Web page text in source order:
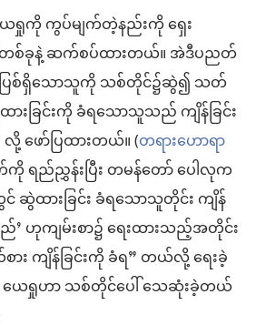
ယေရှုကို ကွပ်မျက်တဲ့နည်းကို ရှေး
စ်ခုနဲ့ ဆက်စပ်ထားတယ်။ အဲဒီပညတ်
ြစ်ရှိသောသူကို သစ်တိုင်၌ဆွဲ၍ သတ်
းခြင်းကို ခံရသောသူသည် ကျိန်ခြင်း
ဖော်ပြထားတယ်။ (တရားဟောရာ
ရည်ညွှန်းပြီး တမန်တော် ပေါလုက
ဆွဲထားခြင်း ခံရသောသူတိုင်း ကျိန်
’ ဟုကျမ်းစာ၌ ရေးထားသည့်အတိုင်း
ကျိန်ခြင်းကို ခံရ” တယ်လို့ ရေးခဲ့
ယေရှုဟာ သစ်တိုင်ပေါ် သေဆုံးခဲ့တယ်